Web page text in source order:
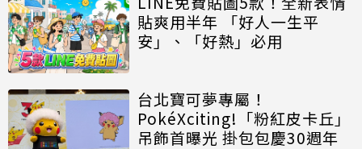
貼爽用半年 「好人一生平
安」、「好熱」必用
台北寶可夢專屬！
PokéXciting!「粉紅皮卡丘」
吊飾首曝光 掛包包慶30週年